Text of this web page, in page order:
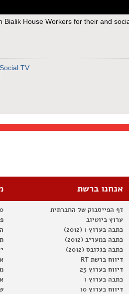
Bialik House Workers for their and
TV
אנחנו ברשת
דף הפייסבוק של החברתית
ערוץ ביוטיוב
כתבה בערוץ 1 (2012)
כתבה במעריב (2012)
כתבה בגלובס (2012)
דיווח ברשת RT
דיווח בערוץ 23
כתבה בערוץ 1
דיווח בערוץ 10